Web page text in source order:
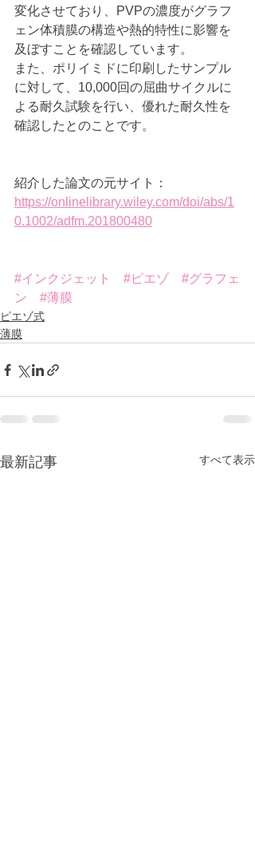
変化させており、PVPの濃度がグラフ
ェン体積膜の構造や熱的特性に影響を
及ぼすことを確認しています。
また、ポリイミドに印刷したサンプル
に対して、10,000回の屈曲サイクルに
よる耐久試験を行い、優れた耐久性を
確認したとのことです。
紹介した論文の元サイト：
https://onlinelibrary.wiley.com/doi/abs/1
0.1002/adfm.201800480
#インクジェット #ピエゾ
#グラフェ
ン
#薄膜
ピエゾ式
薄膜
最新記事 すべて表示